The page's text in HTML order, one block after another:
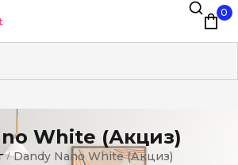
0
White (Акциз)
/ Dandy Nano White (Акциз)